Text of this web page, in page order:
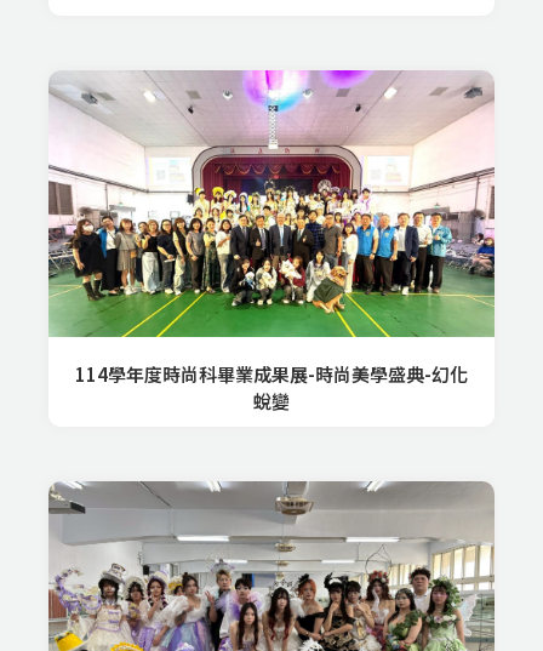
114學年度時尚科畢業成果展-時尚美學盛典-幻化
蛻變